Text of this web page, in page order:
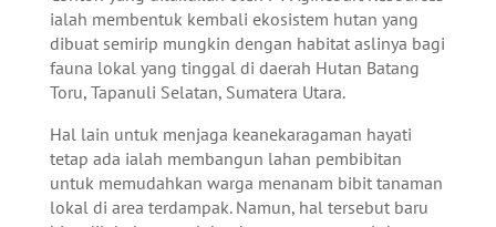
ialah membentuk kembali ekosistem hutan yang
dibuat semirip mungkin dengan habitat aslinya bagi
fauna lokal yang tinggal di daerah Hutan Batang
Toru, Tapanuli Selatan, Sumatera Utara.
Hal lain untuk menjaga keanekaragaman hayati
tetap ada ialah membangun lahan pembibitan
untuk memudahkan warga menanam bibit tanaman
lokal di area terdampak. Namun, hal tersebut baru